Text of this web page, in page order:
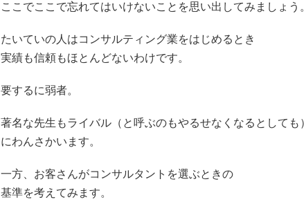
ここでここで忘れてはいけないことを思い出してみましょう。
たいていの人はコンサルティング業をはじめるとき
実績も信頼もほとんどないわけです。
要するに弱者。
著名な先生もライバル（と呼ぶのもやるせなくなるとしても）
にわんさかいます。
一方、お客さんがコンサルタントを選ぶときの
基準を考えてみます。